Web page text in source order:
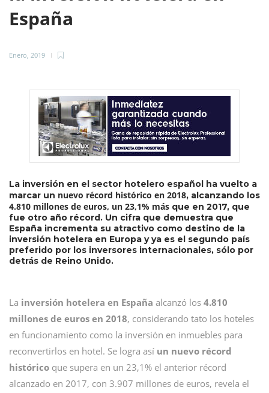
España
Enero, 2019
La inversión en el sector hotelero español ha vuelto a
marcar un nuevo récord histórico en 2018, alcanzando los
4.810 millones de euros, un 23,1% más que en 2017, que
fue otro año récord. Un cifra que demuestra que
España incrementa su atractivo como destino de la
inversión hotelera en Europa y ya es el segundo país
preferido por los inversores internacionales, sólo por
detrás de Reino Unido.
La inversión hotelera en España alcanzó los 4.810
millones de euros en 2018, considerando tato los hoteles
en funcionamiento como la inversión en inmuebles para
reconvertirlos en hotel. Se logra así un nuevo récord
histórico que supera en un 23,1% el anterior récord
alcanzado en 2017, con 3.907 millones de euros, revela el